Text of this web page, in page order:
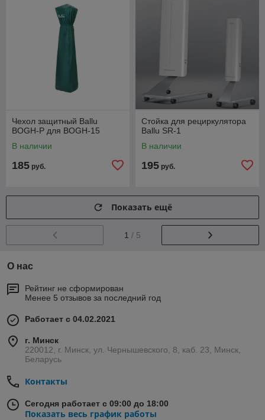
Чехол защитный Ballu
BOGH-P для BOGH-15
В наличии
185 руб.
Стойка для рециркулятора
Ballu SR-1
В наличии
195 руб.
Показать ещё
1 / 5
О нас
Рейтинг не сформирован
Менее 5 отзывов за последний год
Работает с 04.02.2021
г. Минск
220012, г. Минск, ул. Чернышевского, 8, каб. 23, Минск,
Беларусь
Контакты
Сегодня работает с 09:00 до 18:00
Показать весь график работы